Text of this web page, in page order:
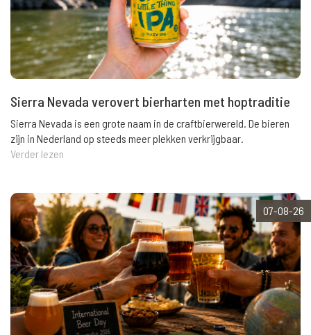
Sierra Nevada verovert bierharten met hoptraditie
Sierra Nevada is een grote naam in de craftbierwereld. De bieren
zijn in Nederland op steeds meer plekken verkrijgbaar.
Verder lezen
07-08-26